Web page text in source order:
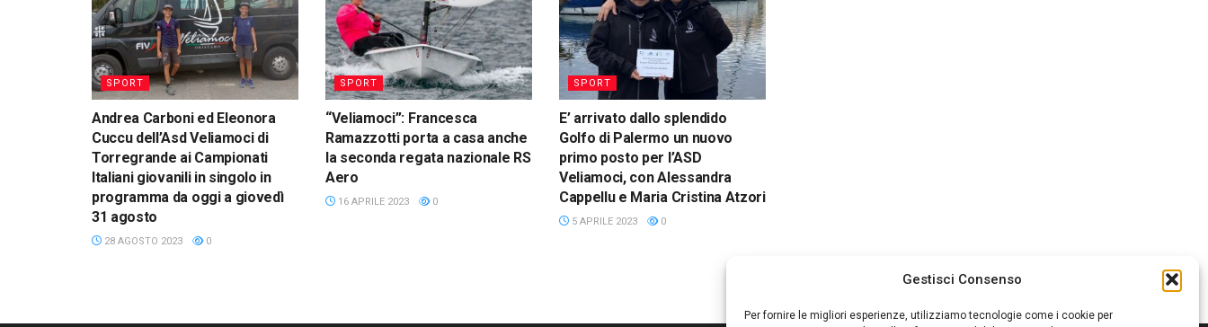
Gestisci Consenso
Per fornire le migliori esperienze, utilizziamo tecnologie come i cookie per
SPORT
Andrea Carboni ed Eleonora
Cuccu dell’Asd Veliamoci di
Torregrande ai Campionati
Italiani giovanili in singolo in
programma da oggi a giovedì
31 agosto
28 AGOSTO 2023 0
SPORT
“Veliamoci”: Francesca
Ramazzotti porta a casa anche
la seconda regata nazionale RS
Aero
16 APRILE 2023 0
SPORT
E’ arrivato dallo splendido
Golfo di Palermo un nuovo
primo posto per l’ASD
Veliamoci, con Alessandra
Cappellu e Maria Cristina Atzori
5 APRILE 2023 0